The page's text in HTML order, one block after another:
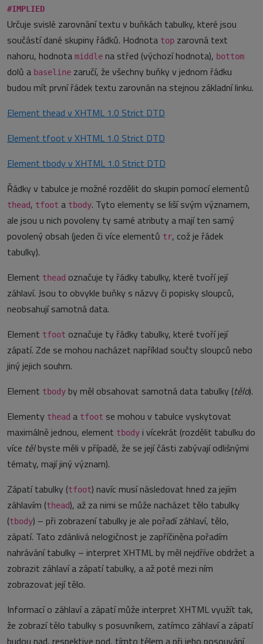
#IMPLIED
Určuje svislé zarovnání textu v buňkách tabulky, které jsou
součástí dané skupiny řádků. Hodnota top zarovná text
nahoru, hodnota middle na střed (výchozí hodnota), bottom
dolů a baseline zaručí, že všechny buňky v jednom řádku
budou mít první řádek textu zarovnán na stejnou základní linku.
Element thead v XHTML 1.0 Strict DTD
Element tfoot v XHTML 1.0 Strict DTD
Element tbody v XHTML 1.0 Strict DTD
Řádky v tabulce je možné rozdělit do skupin pomocí elementů
thead, tfoot a tbody. Tyto elementy se liší svým významem,
ale jsou u nich povoleny ty samé atributy a mají ten samý
povolený obsah (jeden či více elementů tr, což je řádek
tabulky).
Element thead označuje ty řádky tabulky, které tvoří její
záhlaví. Jsou to obvykle buňky s názvy či popisky sloupců,
neobsahují samotná data.
Element tfoot označuje ty řádky tabulky, které tvoří její
zápatí. Zde se mohou nacházet například součty sloupců nebo
jiný jejich souhrn.
Element tbody by měl obsahovat samotná data tabulky (tělo).
Elementy thead a tfoot se mohou v tabulce vyskytovat
maximálně jednou, element tbody i vícekrát (rozdělit tabulku do
více tělbyste měli v případě, že se její části zabývají odlišnými
tématy, mají jiný význam).
Zápatí tabulky (tfoot) navíc musí následovat hned za jejím
záhlavím (thead), až za nimi se může nacházet tělo tabulky
(tbody) – při zobrazení tabulky je ale pořadí záhlaví, tělo,
zápatí. Tato zdánlivá nelogičnost je zapříčiněna pořadím
nahrávání tabulky – interpret XHTML by měl nejdříve obdržet a
zobrazit záhlaví a zápatí tabulky, a až poté mezi ním
zobrazovat její tělo.
Informací o záhlaví a zápatí může interpret XHTML využít tak,
že zobrazí tělo tabulky s posuvníkem, zatímco záhlaví a zápatí
budou nad, respektive pod, tímto tělem a při jeho posouvání